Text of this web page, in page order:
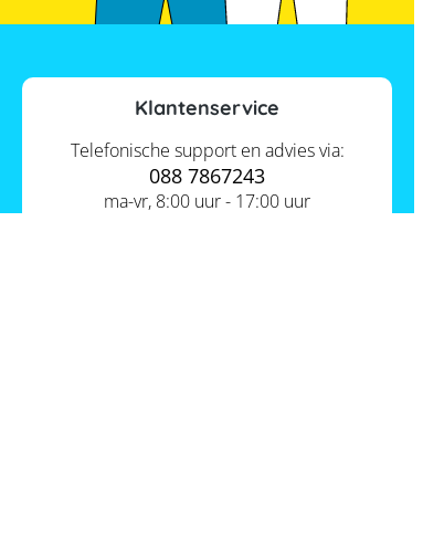
Klantenservice
Telefonische support en advies via:
088 7867243
ma-vr, 8:00 uur - 17:00 uur